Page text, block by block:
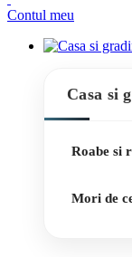
Contul meu
Casa si
Roabe si
Mori de